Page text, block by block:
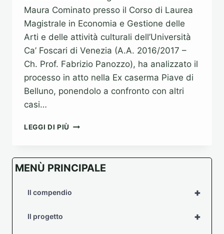
Maura Cominato presso il Corso di Laurea
Magistrale in Economia e Gestione delle
Arti e delle attività culturali dell’Università
Ca’ Foscari di Venezia (A.A. 2016/2017 –
Ch. Prof. Fabrizio Panozzo), ha analizzato il
processo in atto nella Ex caserma Piave di
Belluno, ponendolo a confronto con altri
casi…
LEGGI DI PIÙ LA
ATTRAVERSO
LA
MENÙ PRINCIPALE
+
Il compendio
+
Il progetto